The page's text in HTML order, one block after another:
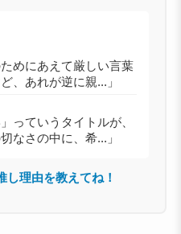
めにあえて厳しい言葉
、あれが逆に親...」
っていうタイトルが、
なさの中に、希...」
し理由を教えてね！